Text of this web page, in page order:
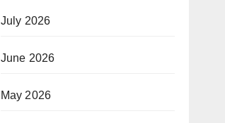
July 2026
June 2026
May 2026